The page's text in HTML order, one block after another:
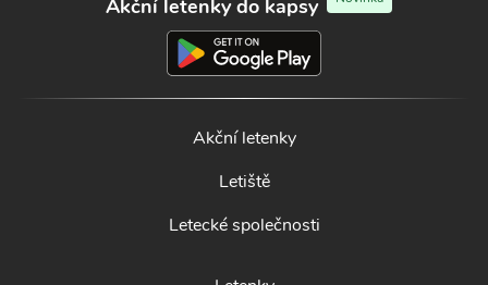
Akční letenky do kapsy
Akční letenky
Letiště
Letecké společnosti